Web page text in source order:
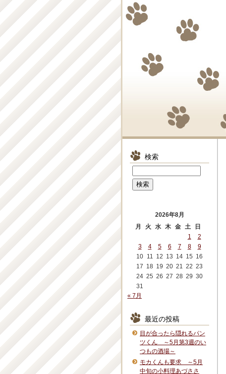
検索
2026年8月
月
火 水 木 金 土
日
1
2
3
4 5 6 7 8
9
10 11 12 13 14 15 16
17 18 19 20 21 22 23
24 25 26 27 28 29 30
31
« 7月
最近の投稿
目が合ったら隠れるパン
ツくん ～5月第3週のい
つもの酒場～
モカくんも要求 ～5月
中旬の小料理あづささ